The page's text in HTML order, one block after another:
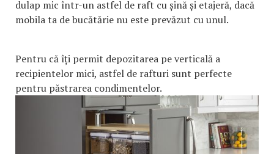
dulap mic într-un astfel de raft cu șină și etajeră, dacă
mobila ta de bucătărie nu este prevăzut cu unul.
Pentru că îți permit depozitarea pe verticală a
recipientelor mici, astfel de rafturi sunt perfecte
pentru păstrarea condimentelor.